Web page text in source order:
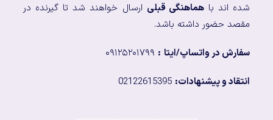
شده اند باهماهنگی قبلی ارسال خواهند شد تا گیرنده در
مقصد حضور داشته باشد.
سفارش در واتساپ/ایتا :
انتقاد و پیشنهادات: